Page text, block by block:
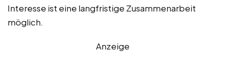
Interesse ist eine langfristige Zusammenarbeit
möglich.
Anzeige